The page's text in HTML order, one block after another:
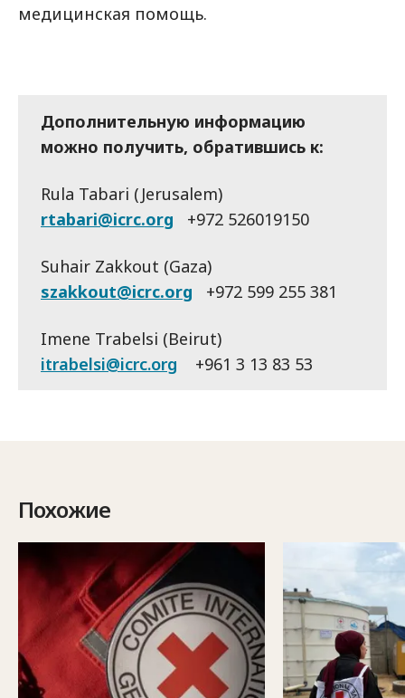
медицинская помощь.
Дополнительную информацию
можно получить, обратившись к:
Rula Tabari (Jerusalem)
rtabari@icrc.org
+972 526019150
Suhair Zakkout (Gaza)
szakkout@icrc.org +972 599 255 381
Imene Trabelsi (Beirut)
itrabelsi@icrc.org +961 3 13 83 53
Похожие